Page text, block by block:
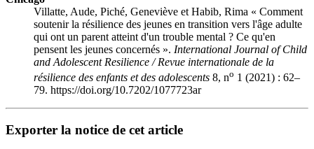
Villatte, Aude, Piché, Geneviève et Habib, Rima « Comment
soutenir la résilience des jeunes en transition vers l'âge adulte
qui ont un parent atteint d'un trouble mental ? Ce qu'en
pensent les jeunes concernés ». International Journal of Child
and Adolescent Resilience / Revue internationale de la
résilience des enfants et des adolescents 8, no 1 (2021) : 62–
79. https://doi.org/10.7202/1077723ar
Exporter la notice de cet article